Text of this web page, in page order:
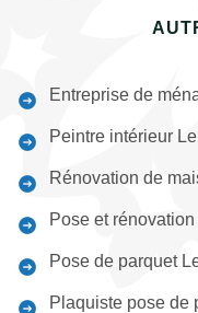
Entreprise de
Peintre intérieur
Rénovation de
Pose et
Pose de parquet
Plaquiste pose de